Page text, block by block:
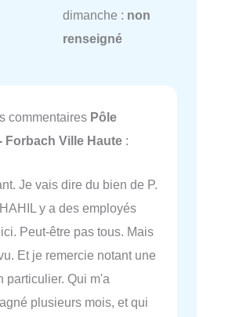
dimanche : non
renseigné
commentaires Pôle
Forbach Ville Haute :
Je vais dire du bien de P.
y a des employés
Peut-être pas tous. Mais
Et je remercie notant une
particulier. Qui m'a
plusieurs mois, et qui